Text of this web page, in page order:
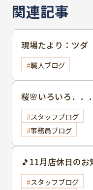
関連記事
現場たより：ツダ
職人ブログ
桜🌸いろいろ．．．
スタッフブログ
事務員ブログ
🎵11月店休日のお
スタッフブログ